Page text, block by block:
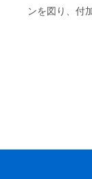
ンを図り、付